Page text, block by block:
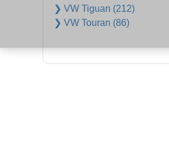
❯ VW Tiguan (212)
❯ VW Touran (86)